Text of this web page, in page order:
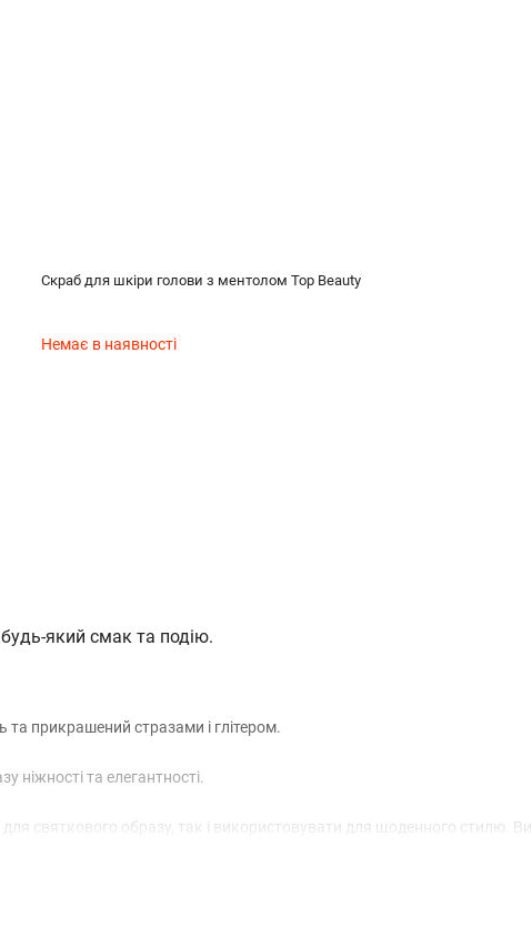
Скраб для шкіри голови з ментолом Top Beauty
Немає в наявності
який смак та подію.
та прикрашений стразами і глітером.
та елегантності.
святкового образу, так і використовувати для щоденного стилю. Ви
неперевершеним.